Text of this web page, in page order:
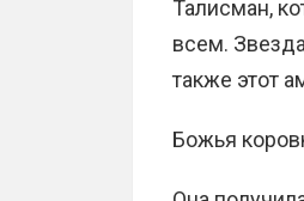
Талисман,
всем.
также этот
Божья